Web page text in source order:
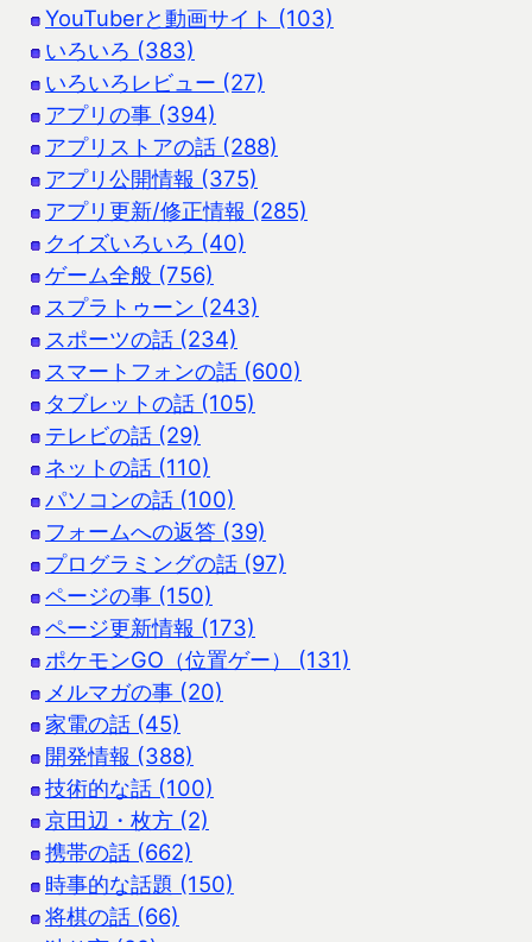
YouTuberと動画サイト (103)
いろいろ (383)
いろいろレビュー (27)
アプリの事 (394)
アプリストアの話 (288)
アプリ公開情報 (375)
アプリ更新/修正情報 (285)
クイズいろいろ (40)
ゲーム全般 (756)
スプラトゥーン (243)
スポーツの話 (234)
スマートフォンの話 (600)
タブレットの話 (105)
テレビの話 (29)
ネットの話 (110)
パソコンの話 (100)
フォームへの返答 (39)
プログラミングの話 (97)
ページの事 (150)
ページ更新情報 (173)
ポケモンGO（位置ゲー） (131)
メルマガの事 (20)
家電の話 (45)
開発情報 (388)
技術的な話 (100)
京田辺・枚方 (2)
携帯の話 (662)
時事的な話題 (150)
将棋の話 (66)